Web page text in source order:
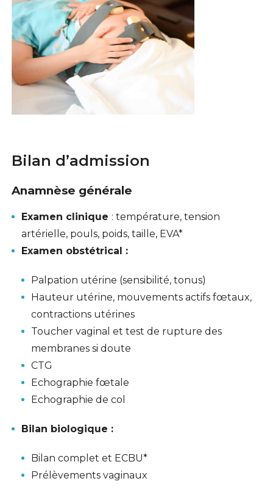
Bilan d’admission
Anamnèse générale
Examen clinique : température, tension
artérielle, pouls, poids, taille, EVA*
Examen obstétrical :
Palpation utérine (sensibilité, tonus)
Hauteur utérine, mouvements actifs fœtaux,
contractions utérines
Toucher vaginal et test de rupture des
membranes si doute
CTG
Echographie fœtale
Echographie de col
Bilan biologique :
Bilan complet et ECBU*
Prélèvements vaginaux